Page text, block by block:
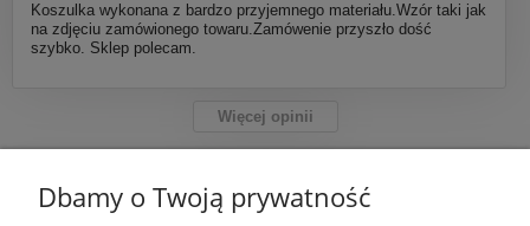
Koszulka wykonana z bardzo przyjemnego materiału.Wzór taki jak
na zdjęciu zamówionego towaru.Zamówenie przyszło dość
szybko. Sklep polecam.
Więcej opinii
Dbamy o Twoją prywatność